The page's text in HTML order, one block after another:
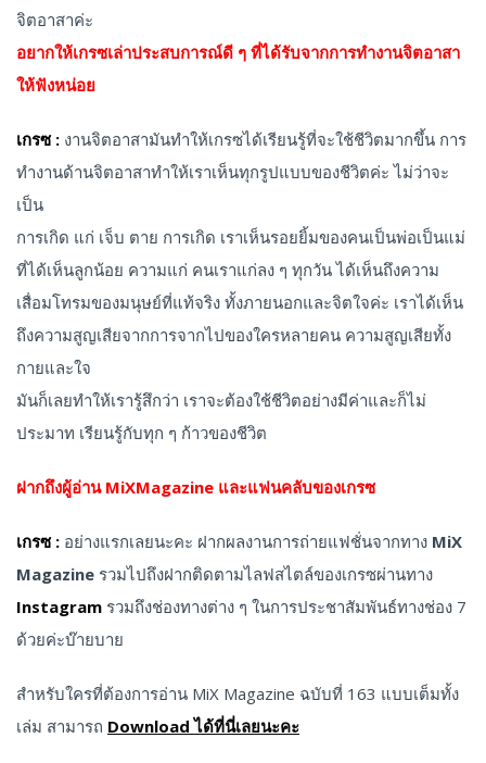
จิตอาสาค่ะ
อยากให้เกรซเล่าประสบการณ์ดี ๆ ที่ได้รับจากการทำงานจิตอาสา
ให้ฟังหน่อย
เกรซ : งานจิตอาสามันทำให้เกรซได้เรียนรู้ที่จะใช้ชีวิตมากขึ้น การ
ทำงานด้านจิตอาสาทำให้เราเห็นทุกรูปแบบของชีวิตค่ะ ไม่ว่าจะ
เป็น
การเกิด แก่ เจ็บ ตาย การเกิด เราเห็นรอยยิ้มของคนเป็นพ่อเป็นแม่
ที่ได้เห็นลูกน้อย ความแก่ คนเราแก่ลง ๆ ทุกวัน ได้เห็นถึงความ
เสื่อมโทรมของมนุษย์ที่แท้จริง ทั้งภายนอกและจิตใจค่ะ เราได้เห็น
ถึงความสูญเสียจากการจากไปของใครหลายคน ความสูญเสียทั้ง
กายและใจ
มันก็เลยทำให้เรารู้สึกว่า เราจะต้องใช้ชีวิตอย่างมีค่าและก็ไม่
ประมาท เรียนรู้กับทุก ๆ ก้าวของชีวิต
ฝากถึงผู้อ่าน MiXMagazine และแฟนคลับของเกรซ
เกรซ : อย่างแรกเลยนะคะ ฝากผลงานการถ่ายแฟชั่นจากทาง MiX
Magazine รวมไปถึงฝากติดตามไลฟสไตล์ของเกรซผ่านทาง
Instagram รวมถึงช่องทางต่าง ๆ ในการประชาสัมพันธ์ทางช่อง 7
ด้วยค่ะบ๊ายบาย
สำหรับใครที่ต้องการอ่าน MiX Magazine ฉบับที่ 163 แบบเต็มทั้ง
เล่ม สามารถ Download ได้ที่นี่เลยนะคะ